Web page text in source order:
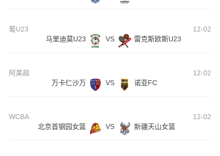
葡U23
12-02
马里迪莫U23
VS 雷克斯欧斯U23
阿美超
12-02
万卡仁沙万
VS 诺亚FC
WCBA
12-02
北京首钢园女篮
VS 新疆天山女篮